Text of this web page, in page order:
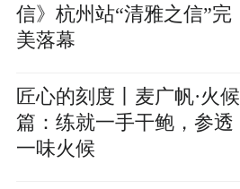
信》杭州站“清雅之信”完
美落幕
匠心的刻度丨麦广帆·火候
篇：练就一手干鲍，参透
一味火候